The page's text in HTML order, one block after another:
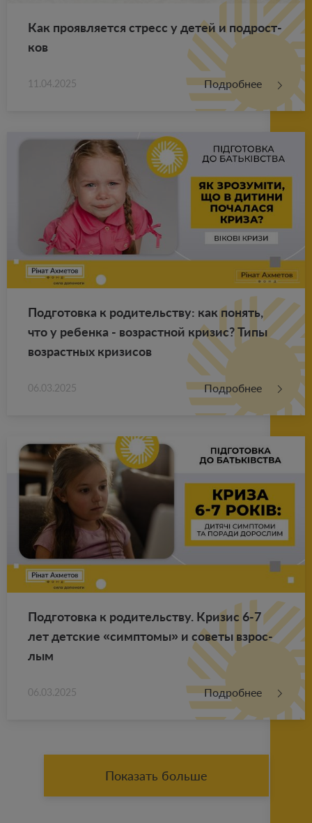
Как про­яв­ля­ет­ся стресс у детей и под­рост­
ков
11.04.2025 Подробнее
Под­го­тов­ка к ро­ди­тель­ству: как по­нять,
что у ре­бен­ка - воз­раст­ной кри­зис? Типы
воз­раст­ных кри­зи­сов
06.03.2025 Подробнее
Под­го­тов­ка к ро­ди­тель­ству. Кри­зис 6-7
лет дет­ские «симп­то­мы» и со­ве­ты взрос­
лым
06.03.2025 Подробнее
Показать больше